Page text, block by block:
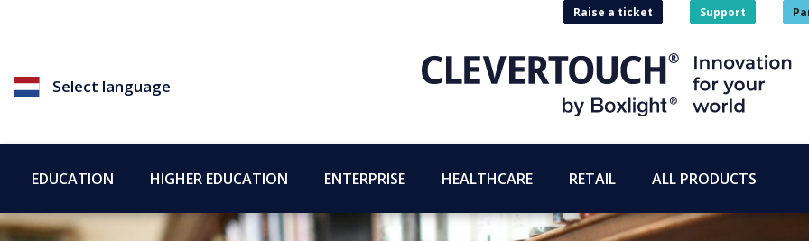
Select language
Raise a ticket Support
EDUCATION HIGHER EDUCATION ENTERPRISE HEALTHCARE RETAIL ALL PRODUCTS